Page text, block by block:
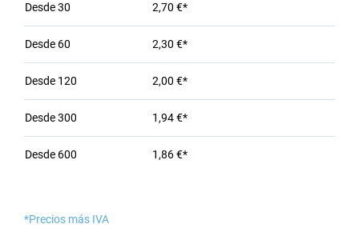
Desde30 2,70 €*
Desde 60 2,30 €*
Desde 120 2,00 €*
Desde300 1,94 €*
Desde 600 1,86 €*
*Precios más IVA